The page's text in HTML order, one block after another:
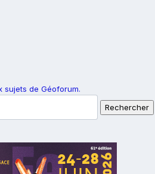
sujets de Géoforum.